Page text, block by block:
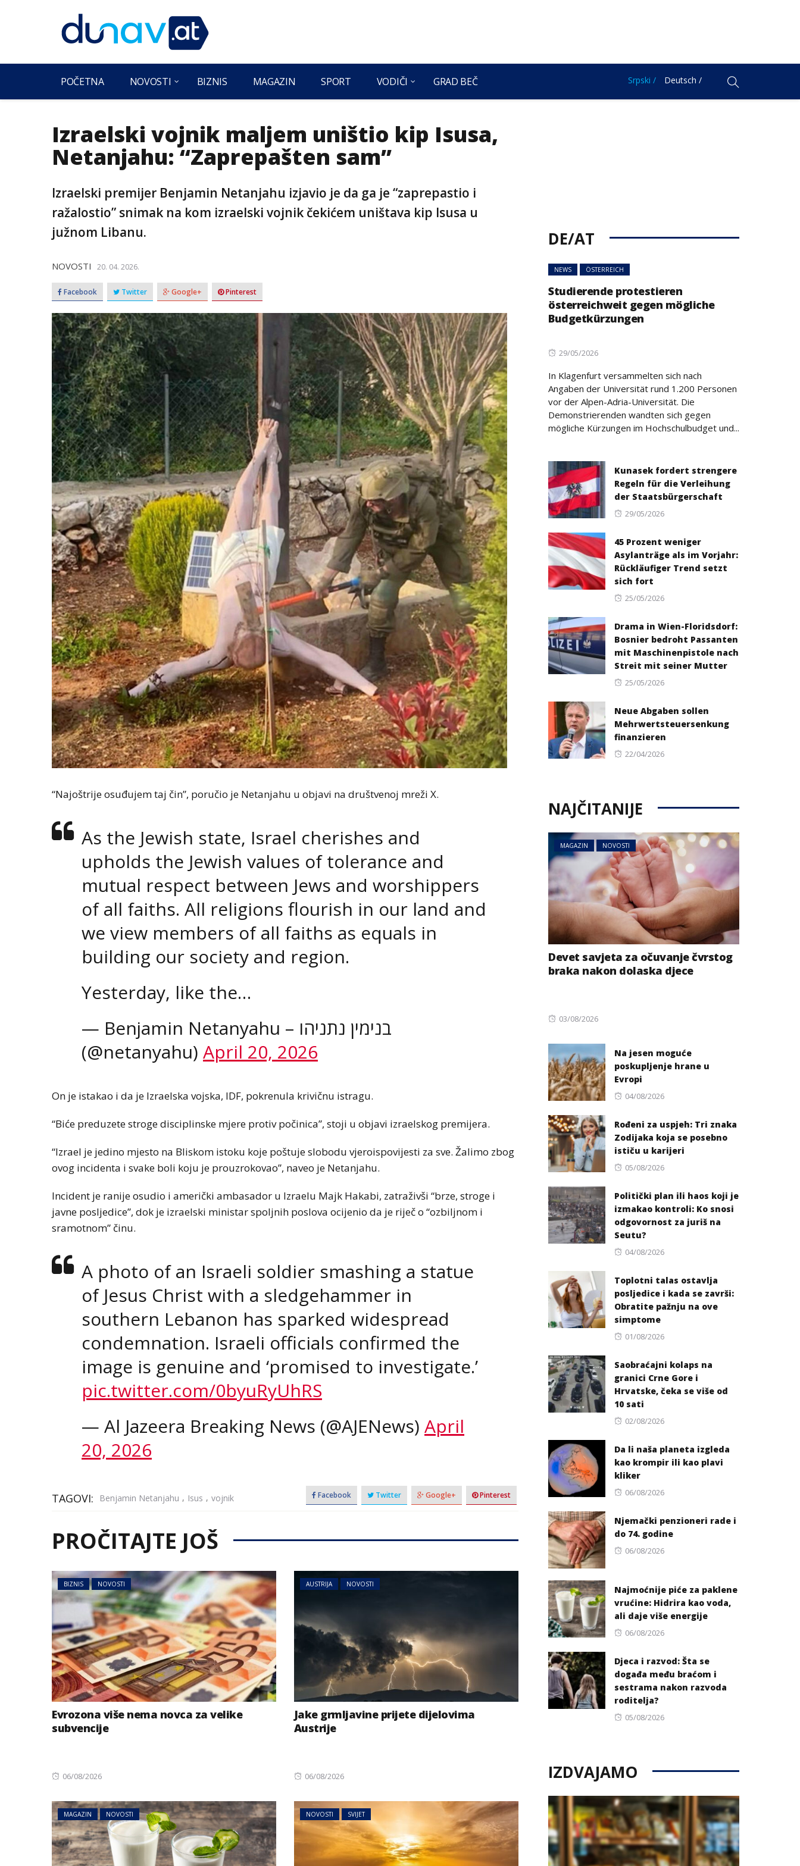
POČETNA NOVOSTI BIZNIS MAGAZIN SPORT VODIČI GRAD BEČ Srpski / Deutsch /
Izraelski vojnik maljem uništio kip Isusa,
Netanjahu: “Zaprepašten sam”
Izraelski premijer Benjamin Netanjahu izjavio je da ga je “zaprepastio i
ražalostio” snimak na kom izraelski vojnik čekićem uništava kip Isusa u
južnom Libanu.
NOVOSTI 20. 04. 2026.
Facebook Twitter Google+ Pinterest
“Najoštrije osuđujem taj čin”, poručio je Netanjahu u objavi na društvenoj mreži X.
As the Jewish state, Israel cherishes and
upholds the Jewish values of tolerance and
mutual respect between Jews and worshippers
of all faiths. All religions flourish in our land and
we view members of all faiths as equals in
building our society and region.
Yesterday, like the…
— Benjamin Netanyahu – בנימין נתניהו
(@netanyahu) April 20, 2026
On je istakao i da je Izraelska vojska, IDF, pokrenula krivičnu istragu.
“Biće preduzete stroge disciplinske mjere protiv počinica”, stoji u objavi izraelskog premijera.
“Izrael je jedino mjesto na Bliskom istoku koje poštuje slobodu vjeroispovijesti za sve. Žalimo zbog
ovog incidenta i svake boli koju je prouzrokovao”, naveo je Netanjahu.
Incident je ranije osudio i američki ambasador u Izraelu Majk Hakabi, zatraživši “brze, stroge i
javne posljedice”, dok je izraelski ministar spoljnih poslova ocijenio da je riječ o “ozbiljnom i
sramotnom” činu.
A photo of an Israeli soldier smashing a statue
of Jesus Christ with a sledgehammer in
southern Lebanon has sparked widespread
condemnation. Israeli officials confirmed the
image is genuine and ‘promised to investigate.’
pic.twitter.com/0byuRyUhRS
— Al Jazeera Breaking News (@AJENews) April
20, 2026
TAGOVI: Benjamin Netanjahu , Isus , vojnik Facebook Twitter Google+ Pinterest
PROČITAJTE JOŠ
BIZNIS NOVOSTI
Evrozona više nema novca za velike
subvencije
Posted
06/08/2026
AUSTRIJA NOVOSTI
Jake grmljavine prijete dijelovima
Austrije
Posted
06/08/2026
MAGAZIN NOVOSTI NOVOSTI SVIJET
DE/AT
NEWS ÖSTERREICH
Studierende protestieren
österreichweit gegen mögliche
Budgetkürzungen
Posted
29/05/2026
In Klagenfurt versammelten sich nach
Angaben der Universität rund 1.200 Personen
vor der Alpen-Adria-Universität. Die
Demonstrierenden wandten sich gegen
mögliche Kürzungen im Hochschulbudget und...
Kunasek fordert strengere
Regeln für die Verleihung
der Staatsbürgerschaft
Posted
29/05/2026
45 Prozent weniger
Asylanträge als im Vorjahr:
Rückläufiger Trend setzt
sich fort
Posted
25/05/2026
Drama in Wien-Floridsdorf:
Bosnier bedroht Passanten
mit Maschinenpistole nach
Streit mit seiner Mutter
Posted
25/05/2026
Neue Abgaben sollen
Mehrwertsteuersenkung
finanzieren
Posted
22/04/2026
NAJČITANIJE
MAGAZIN NOVOSTI
Devet savjeta za očuvanje čvrstog
braka nakon dolaska djece
Posted
03/08/2026
Na jesen moguće
poskupljenje hrane u
Evropi
Posted
04/08/2026
Rođeni za uspjeh: Tri znaka
Zodijaka koja se posebno
ističu u karijeri
Posted
05/08/2026
Politički plan ili haos koji je
izmakao kontroli: Ko snosi
odgovornost za juriš na
Seutu?
Posted
04/08/2026
Toplotni talas ostavlja
posljedice i kada se završi:
Obratite pažnju na ove
simptome
Posted
01/08/2026
Saobraćajni kolaps na
granici Crne Gore i
Hrvatske, čeka se više od
10 sati
Posted
02/08/2026
Da li naša planeta izgleda
kao krompir ili kao plavi
kliker
Posted
06/08/2026
Njemački penzioneri rade i
do 74. godine
Posted
06/08/2026
Najmoćnije piće za paklene
vrućine: Hidrira kao voda,
ali daje više energije
Posted
06/08/2026
Djeca i razvod: Šta se
događa među braćom i
sestrama nakon razvoda
roditelja?
Posted
05/08/2026
IZDVAJAMO